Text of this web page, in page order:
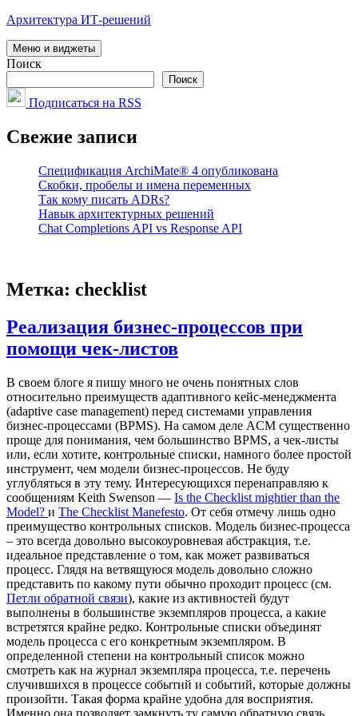
Перейти
содержимому
Архитектура ИТ-решений
Меню и виджеты
Поиск
Поиск
Подписаться на RSS
Свежие записи
Спецификация ArchiMate® 4 опубликована
Скобки, пробелы и имена переменных
Так кому писать ADRs?
Навык архитектурных решений
Chat Completions API vs Response API
Метка: checklist
Реализация бизнес-процессов при
помощи чек-листов
В своем блоге я пишу много не очень понятных слов
относительно преимуществ адаптивного кейс-менеджмента
(adaptive case management) перед системами управления
бизнес-процессами (BPMS). На самом деле ACM существенно
проще для понимания, чем большинство BPMS, а чек-листы
или, если хотите, контрольные списки, намного более простой
инструмент, чем модели бизнес-процессов. Не буду
углубляться в эту тему. Интересующихся перенаправляю к
сообщениям Keith Swenson — Is the Checklist mightier than the
Model? и The Checklist Manefesto. От себя отмечу лишь одно
преимущество контрольных списков. Модель бизнес-процесса
– это всегда довольно высокоуровневая абстракция, т.е.
идеальное представление о том, как может развиваться
процесс. Глядя на ветвящуюся модель довольно сложно
представить по какому пути обычно проходит процесс (см.
Петли обратной связи), какие из активностей будут
выполнены в большинстве экземпляров процесса, а какие
встретятся крайне редко. Контрольные списки объединят
модель процесса с его конкретным экземпляром. В
определенной степени на контрольный список можно
смотреть как на журнал экземпляра процесса, т.е. перечень
случившихся в процессе событий и событий, которые должны
произойти. Такая форма крайне удобна для восприятия.
Именно она позволяет замкнуть ту самую обратную связь